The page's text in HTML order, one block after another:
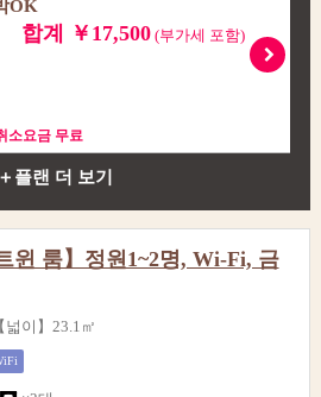
OK
합계 ￥17,500(부가세 포함)
소요금 무료
＋플랜 더 보기
윈 룸】정원1~2명, Wi-Fi, 금
넓이】23.1㎡